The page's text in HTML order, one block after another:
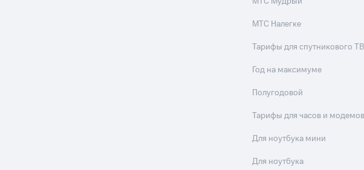
МТС Налегке
Тарифы для спутникового ТВ
Год на максимуме
Полугодовой
Тарифы для часов и модемов
Для ноутбука мини
Для ноутбука